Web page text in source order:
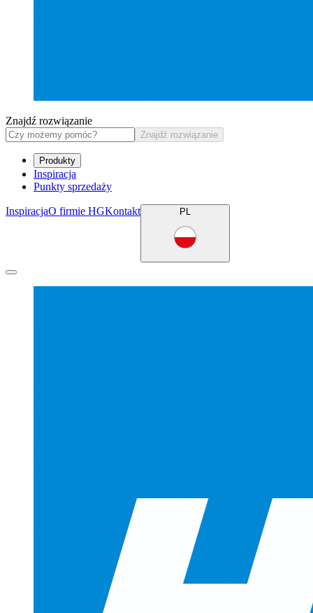
Znajdź rozwiązanie
Znajdź rozwiązanie
Produkty
Inspiracja
Punkty sprzedaży
InspiracjaO firmie HGKontakt PL